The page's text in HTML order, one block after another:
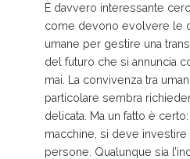
È davvero interessante
come devono evolvere le
umane per gestire una
del futuro che si annuncia
mai. La convivenza tra
particolare sembra
delicata. Ma un fatto è
macchine, si deve
persone. Qualunque sia